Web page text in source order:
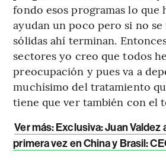
fondo esos programas lo que
ayudan un poco pero si no se
sólidas ahí terminan.
sectores yo creo que todos
preocupación y pues va a
muchísimo del tratamiento
tiene que ver también con el
Ver más: Exclusiva: Juan Valdez
primera vez en China y Brasil: